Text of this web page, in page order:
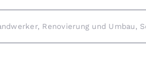
, Renovierung und Umbau,